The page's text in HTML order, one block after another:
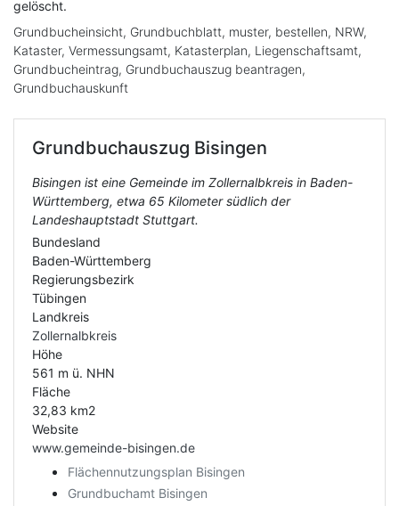
gelöscht.
Grundbucheinsicht, Grundbuchblatt, muster, bestellen, NRW,
Kataster, Vermessungsamt, Katasterplan, Liegenschaftsamt,
Grundbucheintrag, Grundbuchauszug beantragen,
Grundbuchauskunft
Grundbuchauszug Bisingen
Bisingen ist eine Gemeinde im Zollernalbkreis in Baden-
Württemberg, etwa 65 Kilometer südlich der
Landeshauptstadt Stuttgart.
Bundesland
Baden-Württemberg
Regierungsbezirk
Tübingen
Landkreis
Zollernalbkreis
Höhe
561 m ü. NHN
Fläche
32,83 km2
Website
www.gemeinde-bisingen.de
Flächennutzungsplan Bisingen
Grundbuchamt Bisingen